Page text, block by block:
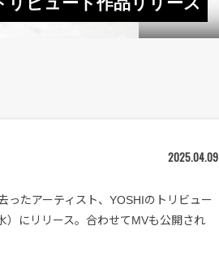
2025.04.09
ったアーティスト、YOSHIのトリビュー
）にリリース。合わせてMVも公開され